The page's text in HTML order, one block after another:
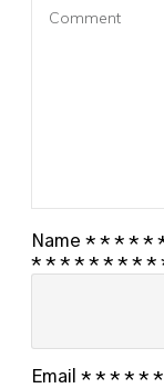
Name * * * * *
* * * * * * * * *
Email * * * * * *